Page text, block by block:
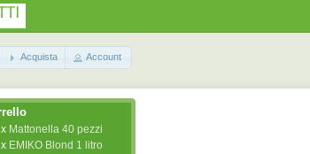
Acquista Account
Mattonella 40 pezzi
EMIKO Blond 1 litro